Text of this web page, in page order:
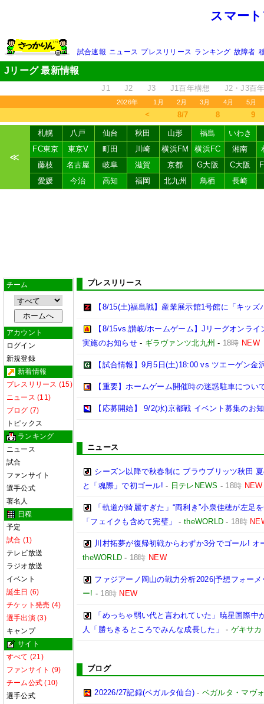
スマー
試合速報 ニュース プレスリリース ランキング 故障者
Jリーグ 最新情報
J1 J2 J3 J1百年構想 J2・J3百
2026年 1月 2月 3月 4月 5月
＜ 8/7 8 9
≪
札幌 八戸 仙台 秋田 山形 福島
いわき
FC東京
東京V 町田 川崎 横浜FM 横浜FC 湘南
藤枝
名古屋 岐阜 滋賀 京都 G大阪 C大阪
愛媛
今治 高知 福岡 北九州 鳥栖 長崎
チーム
アカウント
ログイン
新規登録
新着情報
プレスリリース (15)
ニュース (11)
ブログ (7)
トピックス
ランキング
ニュース
試合
ファンサイト
選手公式
著名人
日程
予定
試合 (1)
テレビ放送
ラジオ放送
イベント
誕生日 (6)
チケット発売 (4)
選手出演 (3)
キャンプ
サイト
すべて (21)
ファンサイト (9)
チーム公式 (10)
選手公式
プレスリリース
【8/15(土)福島戦】産業展示館1号館に「キッズ
【8/15vs.讃岐/ホームゲーム】Jリーグオンラ
実施のお知らせ- ギラヴァンツ北九州 - 18時 NEW
【試合情報】9月5日(土)18:00 vs ツエーゲン金
【重要】ホームゲーム開催時の迷惑駐車につい
【応募開始】 9/2(水)京都戦 イベント募集のお
ニュース
シーズン以降で秋春制に ブラウブリッツ秋田
と「魂際」で初ゴール! - 日テレNEWS - 18時 NEW
「軌道が綺麗すぎた」“両利き”小泉佳穂が左
「フェイクも含めて完璧」
-theWORLD - 18時
川村拓夢が復帰初戦からわずか3分でゴール!
theWORLD - 18時 NEW
ファジアーノ岡山の戦力分析2026|予想フォー
ー! - 18時 NEW
「めっちゃ弱い代と言われていた」暁星国際
人「勝ちきるところでみんな成長した」
- ゲキサカ
ブログ
20226/27記録(ベガルタ仙台) - ベガルタ・マヴ